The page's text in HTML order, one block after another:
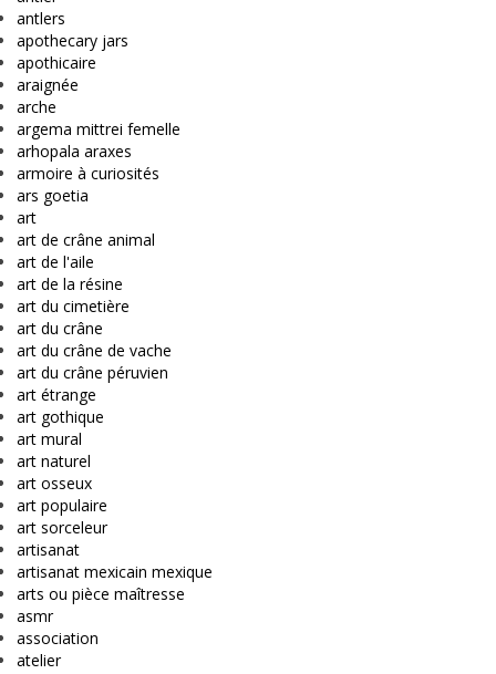
antlers
apothecary jars
apothicaire
araignée
arche
argema mittrei femelle
arhopala araxes
armoire à curiosités
ars goetia
art
art de crâne animal
art de l'aile
art de la résine
art du cimetière
art du crâne
art du crâne de vache
art du crâne péruvien
art étrange
art gothique
art mural
art naturel
art osseux
art populaire
art sorceleur
artisanat
artisanat mexicain mexique
arts ou pièce maîtresse
asmr
association
atelier